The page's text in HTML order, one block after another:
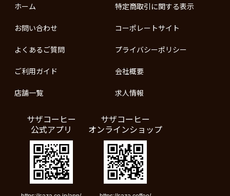
ホーム
お問い合わせ
よくあるご質問
ご利用ガイド
店舗一覧
特定商取引に関する表示
コーポレートサイト
プライバシーポリシー
会社概要
求人情報
サザコーヒー
公式アプリ
サザコーヒー
オンラインショップ